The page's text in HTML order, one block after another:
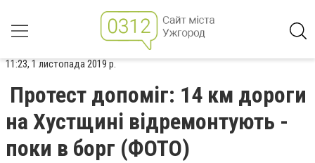
11:23, 1 листопада 2019 р.
Протест допоміг: 14 км дороги
на Хустщині відремонтують -
поки в борг (ФОТО)